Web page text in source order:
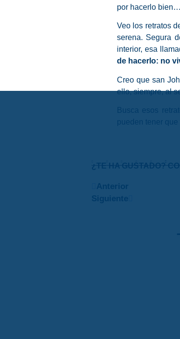
por hacerlo
Veo los retratos
serena. Segura
interior, esa
de hacerlo: no
Creo que san
ello, siempre, al
Busca esos
pueden tener
¿TE HA GUSTADO?
Anterior
Siguiente